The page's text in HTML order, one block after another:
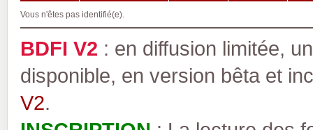
Vous n'êtes pas identifié(e).
BDFI V2 : en diffusion limitée,
disponible, en version bêta et
V2.